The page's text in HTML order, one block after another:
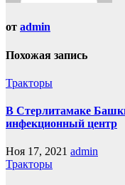
от admin
Похожая запись
Тракторы
В Стерлитамаке
инфекционный центр
Ноя 17, 2021 admin
Тракторы